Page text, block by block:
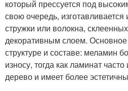
который прессуется под
свою очередь,
стружки или волокна,
декоративным слоем. Основное
структуре и составе: меламин
износу, тогда как ламинат
дерево и имеет более